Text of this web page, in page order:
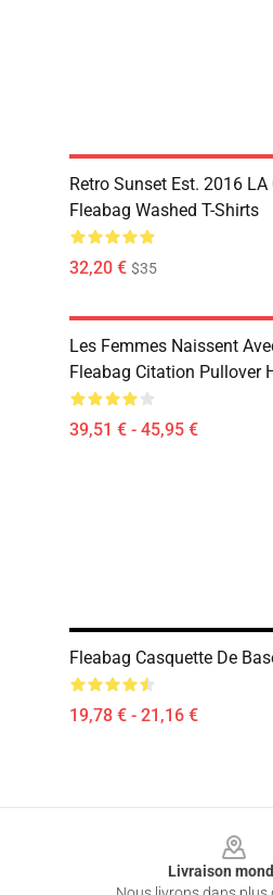
Retro Sunset Est. 2016
Fleabag Washed T-Shirts
32,20 € $35
Les Femmes Naissent
Fleabag Citation Pullover
39,51 € - 45,95 €
Fleabag Casquette De
19,78 € - 21,16 €
Livraison